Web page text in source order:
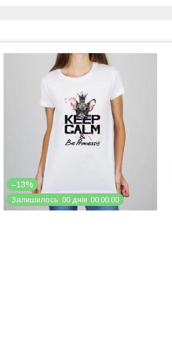
–13%
Залишилось 00 днів 00 00 00